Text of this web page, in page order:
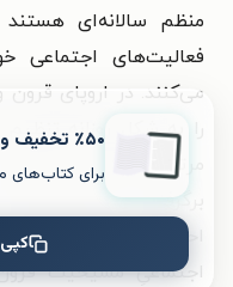
منظم سالانه‌ای
فعالیت‌های اجتماعی
می‌کنند. در اروپای
را به شکل روزانه
مرتب به کلیسا
برگرفته از انجیل،
احکام روحانیان گوش
اجتماعیِ مسیحیت
٪۵۰ تخفیف ویژۀ اولین خرید
برای کتاب‌های